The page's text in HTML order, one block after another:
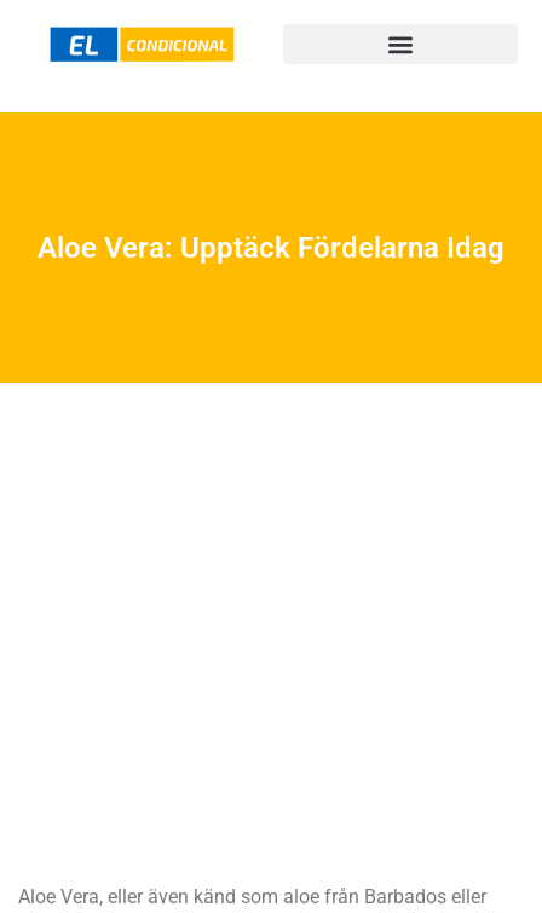
Aloe Vera: Upptäck Fördelarna Idag
Aloe Vera, eller även känd som aloe från Barbados eller